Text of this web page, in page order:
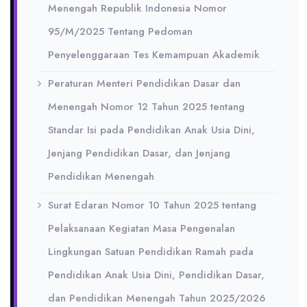
Menengah Republik Indonesia Nomor
95/M/2025 Tentang Pedoman
Penyelenggaraan Tes Kemampuan Akademik
Peraturan Menteri Pendidikan Dasar dan
Menengah Nomor 12 Tahun 2025 tentang
Standar Isi pada Pendidikan Anak Usia Dini,
Jenjang Pendidikan Dasar, dan Jenjang
Pendidikan Menengah
Surat Edaran Nomor 10 Tahun 2025 tentang
Pelaksanaan Kegiatan Masa Pengenalan
Lingkungan Satuan Pendidikan Ramah pada
Pendidikan Anak Usia Dini, Pendidikan Dasar,
dan Pendidikan Menengah Tahun 2025/2026